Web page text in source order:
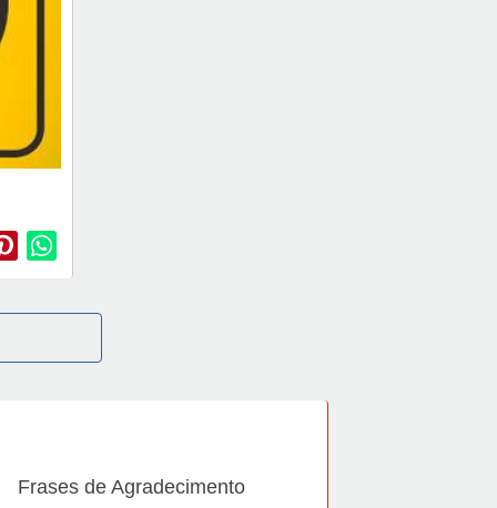
Frases de Agradecimento